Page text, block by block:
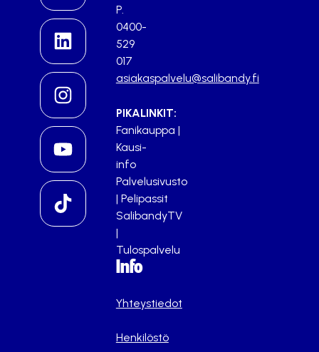
P.
0400-
529
017
asiakaspalvelu@salibandy.fi
PIKALINKIT:
Fanikauppa |
Kausi-
info
Palvelusivusto
| Pelipassit
SalibandyTV
|
Tulospalvelu
Info
Yhteystiedot
Henkilöstö